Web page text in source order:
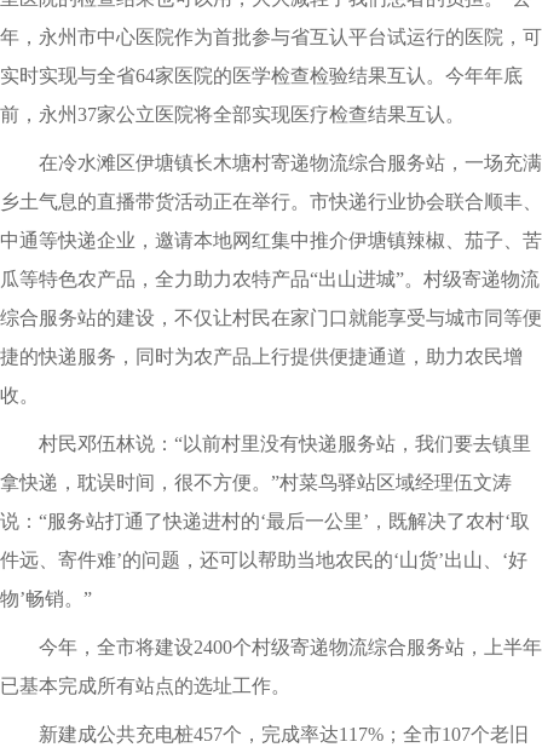
年，永州市中心医院作为首批参与省互认平台试运行的医院，可
实时实现与全省64家医院的医学检查检验结果互认。今年年底
前，永州37家公立医院将全部实现医疗检查结果互认。
在冷水滩区伊塘镇长木塘村寄递物流综合服务站，一场充满
乡土气息的直播带货活动正在举行。市快递行业协会联合顺丰、
中通等快递企业，邀请本地网红集中推介伊塘镇辣椒、茄子、苦
瓜等特色农产品，全力助力农特产品“出山进城”。村级寄递物流
综合服务站的建设，不仅让村民在家门口就能享受与城市同等便
捷的快递服务，同时为农产品上行提供便捷通道，助力农民增
收。
村民邓伍林说：“以前村里没有快递服务站，我们要去镇里
拿快递，耽误时间，很不方便。”村菜鸟驿站区域经理伍文涛
说：“服务站打通了快递进村的‘最后一公里’，既解决了农村‘取
件远、寄件难’的问题，还可以帮助当地农民的‘山货’出山、‘好
物’畅销。”
今年，全市将建设2400个村级寄递物流综合服务站，上半年
已基本完成所有站点的选址工作。
新建成公共充电桩457个，完成率达117%；全市107个老旧